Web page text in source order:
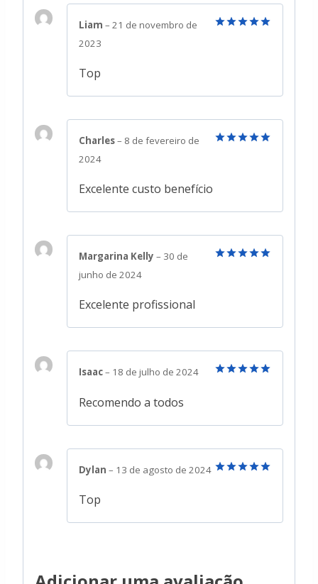
Liam – 21 de novembro de
2023
Top
Charles– 8 de fevereiro de
2024
Excelente custo benefício
Margarina Kelly – 30 de
junho de 2024
Excelente profissional
Isaac– 18 de julho de 2024
Recomendo a todos
Dylan – 13 de agosto de 2024
Top